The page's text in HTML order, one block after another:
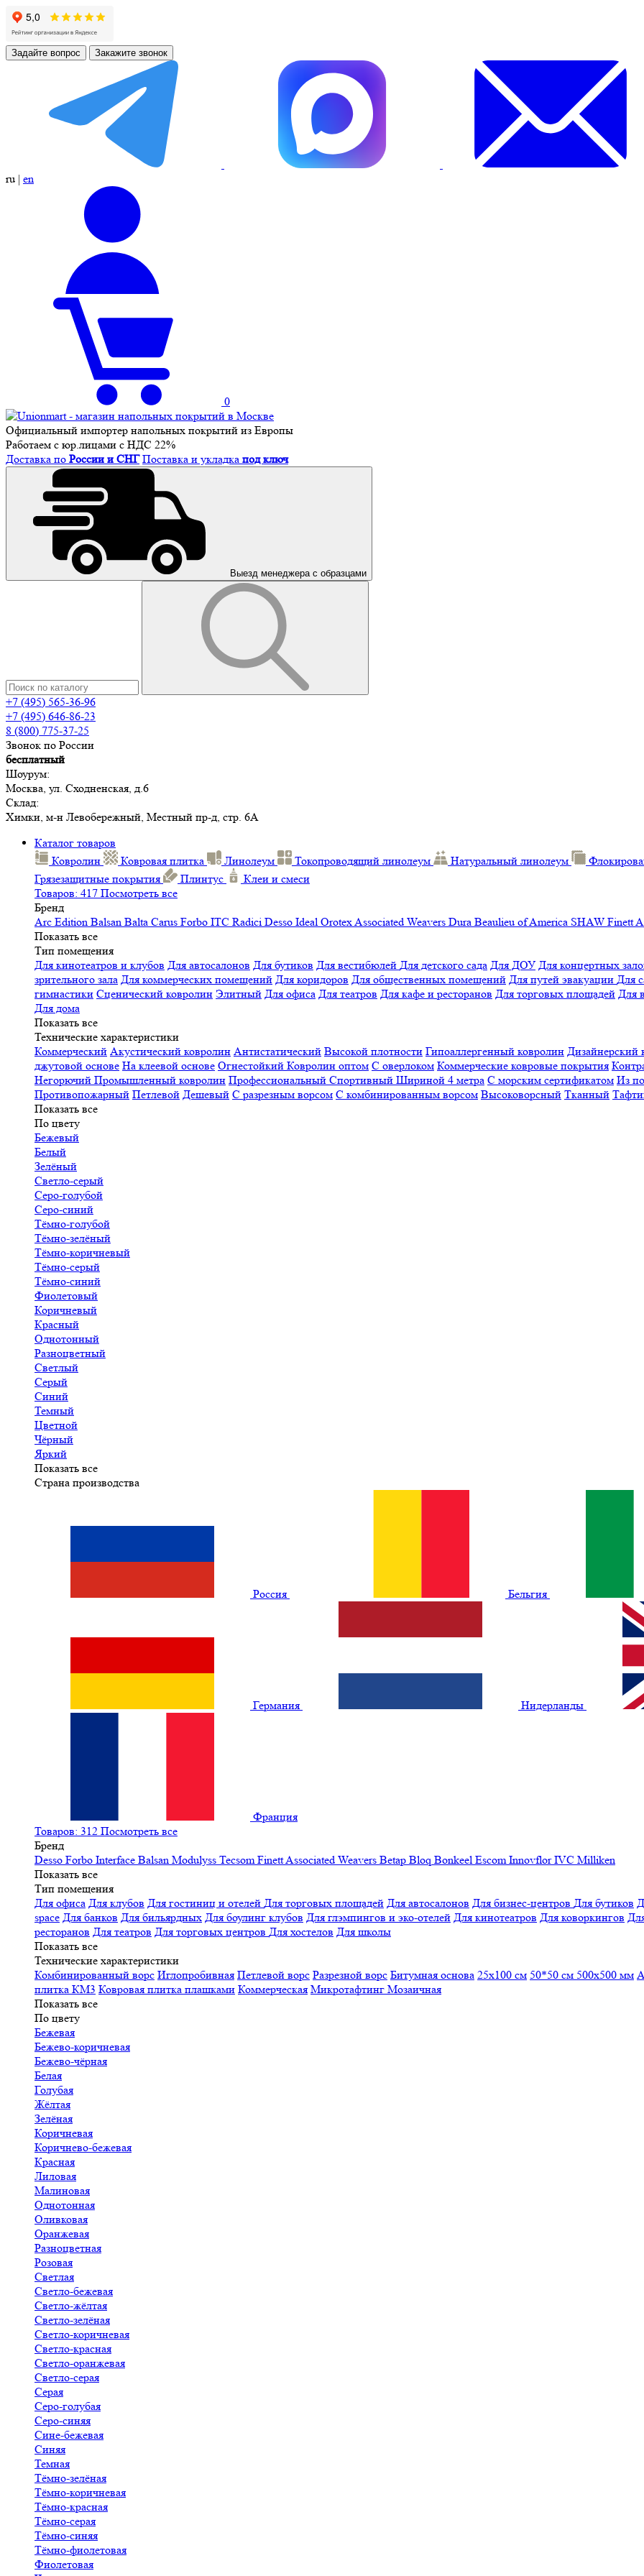
Задайте вопрос Закажите звонок
ru | en
0
Официальный импортер напольных покрытий из Европы
Работаем с юр.лицами с НДС 22%
Доставка по России и СНГ Поставка и укладка под ключ
Выезд менеджера с образцами
+7 (495) 565-36-96
+7 (495) 646-86-23
8 (800) 775-37-25
Звонок по России
бесплатный
Шоурум:
Москва, ул. Сходненская, д.6
Склад:
Химки, м-н Левобережный, Местный пр-д, стр. 6А
Каталог товаров
Ковролин
Ковровая плитка Линолеум Токопроводящий линолеум Натуральный линолеум
Грязезащитные покрытия
Плинтус
Клеи и смеси
Товаров: 417 Посмотреть все
Бренд
Arc Edition Balsan Balta Carus Forbo ITC Radici Desso Ideal OrotexAssociated Weavers Dura Beaulieu of America SHAW Finett
Показать все
Тип помещения
Для кинотеатров и клубов Для автосалонов Для бутиков Для вестибюлей Для детского сада Для ДОУ Для концертных
зрительного зала Для коммерческих помещений Для коридоров Для общественных помещений Для путей эвакуации Для
гимнастики Сценический ковролин Элитный Для офиса Для театров Для кафе и ресторанов Для торговых площадей Для
Для дома
Показать все
Технические характеристики
Коммерческий Акустический ковролин Антистатический Высокой плотности Гипоаллергенный ковролин Дизайнерский
джутовой основе На клеевой основе Огнестойкий Ковролин оптом С оверлоком Коммерческие ковровые покрытия
Негорючий Промышленный ковролин Профессиональный Спортивный Шириной 4 метра С морским сертификатом Из
Противопожарный Петлевой Дешевый С разрезным ворсом С комбинированным ворсом Высоковорсный Тканный
Показать все
По цвету
Бежевый
Белый
Зелёный
Светло-серый
Серо-голубой
Серо-синий
Тёмно-голубой
Тёмно-зелёный
Тёмно-коричневый
Тёмно-серый
Тёмно-синий
Фиолетовый
Коричневый
Красный
Однотонный
Разноцветный
Светлый
Серый
Синий
Темный
Цветной
Чёрный
Яркий
Показать все
Страна производства
Россия Бельгия
Германия Нидерланды
Франция
Товаров: 312 Посмотреть все
Бренд
Desso Forbo Interface Balsan Modulyss Tecsom FinettAssociated Weavers Betap Bloq Bonkeel Escom Innovflor IVC Milliken
Показать все
Тип помещения
Для офиса Для клубов Для гостиниц и отелей Для торговых площадей Для автосалонов Для бизнес-центров Для бутиков
space Для банков Для бильярдных Для боулинг клубов Для глэмпингов и эко-отелей Для кинотеатров Для коворкингов
ресторанов Для театров Для торговых центров Для хостелов Для школы
Показать все
Технические характеристики
Комбинированный ворс Иглопробивная Петлевой ворс Разрезной ворс Битумная основа 25x100 см 50*50 см 500х500 мм
плитка КМ3 Ковровая плитка плашками Коммерческая Микротафтинг Мозаичная
Показать все
По цвету
Бежевая
Бежево-коричневая
Бежево-чёрная
Белая
Голубая
Жёлтая
Зелёная
Коричневая
Коричнево-бежевая
Красная
Лиловая
Малиновая
Однотонная
Оливковая
Оранжевая
Разноцветная
Розовая
Светлая
Светло-бежевая
Светло-жёлтая
Светло-зелёная
Светло-коричневая
Светло-красная
Светло-оранжевая
Светло-серая
Серая
Серо-голубая
Серо-синяя
Сине-бежевая
Синяя
Темная
Тёмно-зелёная
Тёмно-коричневая
Тёмно-красная
Тёмно-серая
Тёмно-синяя
Тёмно-фиолетовая
Фиолетовая